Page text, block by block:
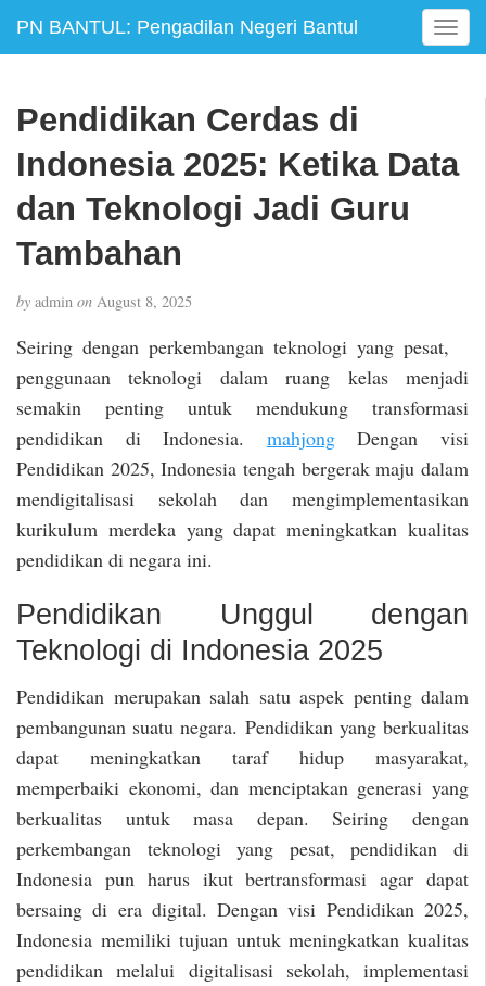
PN BANTUL: Pengadilan Negeri Bantul
T
o
n
n
Pendidikan Cerdas di
Indonesia 2025: Ketika Data
dan Teknologi Jadi Guru
Tambahan
by admin on August 8, 2025
Seiring dengan perkembangan teknologi yang pesat,
penggunaan teknologi dalam ruang kelas menjadi
semakin penting untuk mendukung transformasi
pendidikan di Indonesia. mahjongDengan visi
Pendidikan 2025, Indonesia tengah bergerak maju dalam
mendigitalisasi sekolah dan mengimplementasikan
kurikulum merdeka yang dapat meningkatkan kualitas
pendidikan di negara ini.
Pendidikan Unggul dengan
Teknologi di Indonesia 2025
Pendidikan merupakan salah satu aspek penting dalam
pembangunan suatu negara. Pendidikan yang berkualitas
dapat meningkatkan taraf hidup masyarakat,
memperbaiki ekonomi, dan menciptakan generasi yang
berkualitas untuk masa depan. Seiring dengan
perkembangan teknologi yang pesat, pendidikan di
Indonesia pun harus ikut bertransformasi agar dapat
bersaing di era digital. Dengan visi Pendidikan 2025,
Indonesia memiliki tujuan untuk meningkatkan kualitas
pendidikan melalui digitalisasi sekolah, implementasi